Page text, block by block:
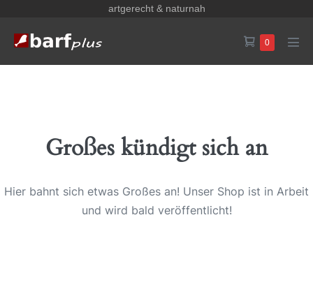
springen
artgerecht & naturnah
Warenkorb
0Elemente
Großes kündigt sich an
Hier bahnt sich etwas Großes an! Unser Shop ist in Arbeit
und wird bald veröffentlicht!